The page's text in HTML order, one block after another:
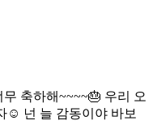
축하해~~~~🎂 우리 오
☺️ 넌 늘 감동이야 바보